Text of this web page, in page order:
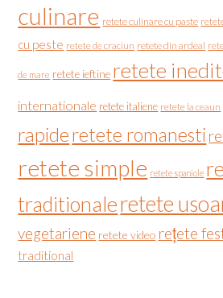
culinare retete culinare cu paste
cu peste retete de craciun retete din ardeal
de mare retete ieftine retete
internationale retete italiene retete la ceaun
rapideretete romanesti
retete simple retete spaniole
traditionaleretete
vegetariene retete video rețete
traditional